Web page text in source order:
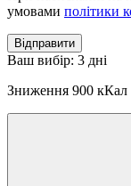
умовами політики
Відправити
Ваш вибір: 3 дні
Зниження 900 кКал